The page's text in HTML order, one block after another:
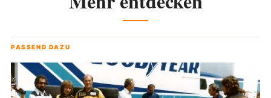
PASSEND DAZU